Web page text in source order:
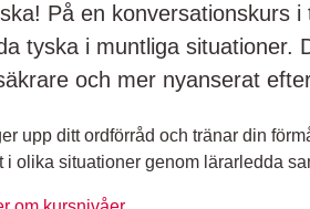
På en konversationskurs
tyska i muntliga situationer.
och mer nyanserat
upp ditt ordförråd och tränar din
i olika situationer genom lärarledda